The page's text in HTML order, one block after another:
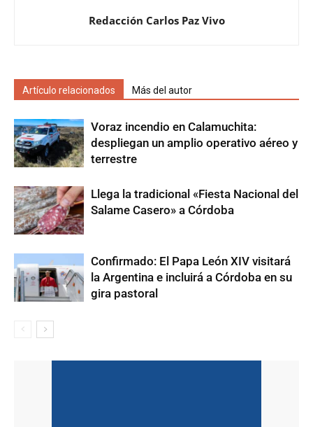
Redacción Carlos Paz Vivo
Artículo relacionados Más del autor
Voraz incendio en Calamuchita:
despliegan un amplio operativo aéreo y
terrestre
Llega la tradicional «Fiesta Nacional del
Salame Casero» a Córdoba
Confirmado: El Papa León XIV visitará
la Argentina e incluirá a Córdoba en su
gira pastoral